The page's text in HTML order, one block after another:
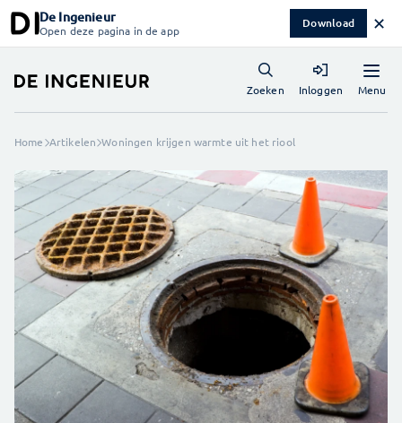
De Ingenieur
Open deze pagina in de app Download ✕
Menu
Zoeken Inloggen
Home Artikelen Woningen krijgen warmte uit het riool